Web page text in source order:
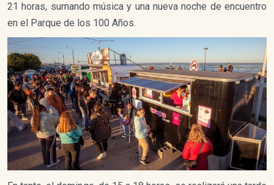
21 horas, sumando música y una nueva noche de encuentro
en el Parque de los 100 Años.